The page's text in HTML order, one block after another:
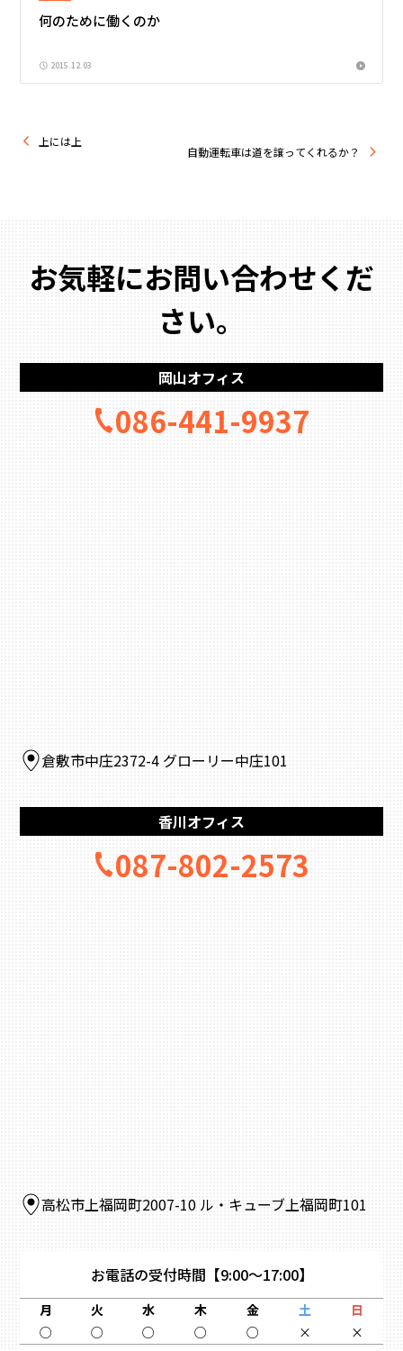
何のために働くのか
2015.12.03
上には上
自動運転車は道を譲ってくれるか？
お気軽にお問い合わせくだ
さい。
岡山オフィス
086-441-9937
倉敷市中庄2372-4 グローリー中庄101
香川オフィス
087-802-2573
高松市上福岡町2007-10 ル・キューブ上福岡町101
お電話の受付時間 【9:00～17:00】
月 火 水 木 金 土
日
○
○ ○ ○ ○ × ×